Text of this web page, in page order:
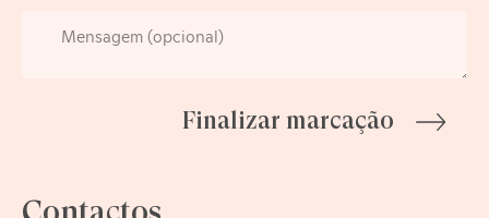
Finalizar marcação